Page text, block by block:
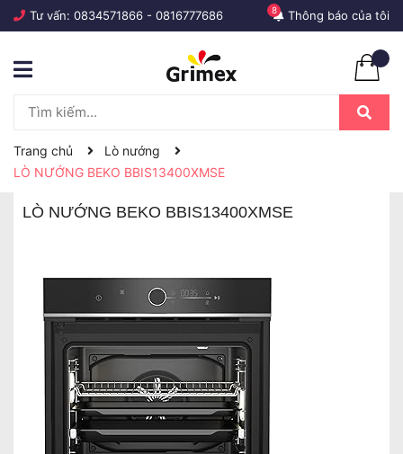
Tư vấn: 0834571866 - 0816777686 Thông báo của tôi
8
Trang chủ
Lò nướng
LÒ NƯỚNG BEKO BBIS13400XMSE
LÒ NƯỚNG BEKO BBIS13400XMSE